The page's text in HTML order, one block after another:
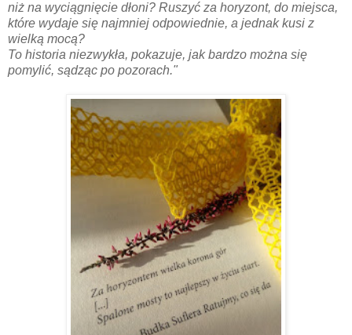
niż na wyciągnięcie dłoni? Ruszyć za horyzont, do miejsca,
które wydaje się najmniej odpowiednie, a jednak kusi z
wielką mocą?
To historia niezwykła, pokazuje, jak bardzo można się
pomylić, sądząc po pozorach."